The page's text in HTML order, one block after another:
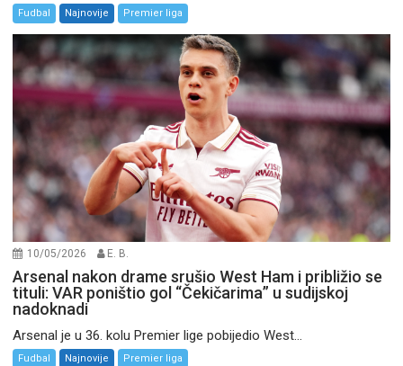
Fudbal Najnovije Premier liga
10/05/2026 E. B.
Arsenal nakon drame srušio West Ham i približio se
tituli: VAR poništio gol “Čekičarima” u sudijskoj
nadoknadi
Arsenal je u 36. kolu Premier lige pobijedio West...
Fudbal Najnovije Premier liga